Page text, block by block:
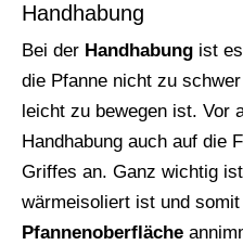
Handhabung
Bei der Handhabung ist
die Pfanne nicht zu
leicht zu bewegen ist. Vor
Handhabung auch auf die
Griffes an. Ganz wichtig
wärmeisoliert ist und
Pfannenoberfläche